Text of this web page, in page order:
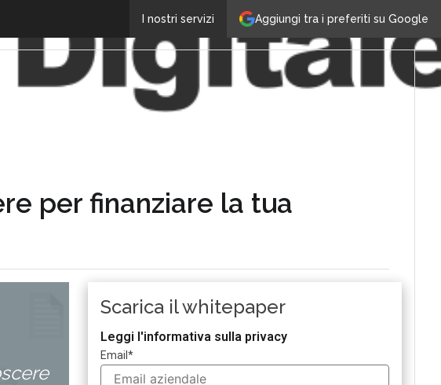
Aggiungi tra i preferiti su Google
I nostri servizi
per finanziare la tua
Scarica il whitepaper
Leggi l'informativa sulla privacy
Email *